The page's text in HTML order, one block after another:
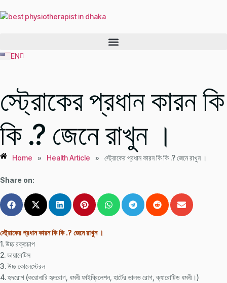
EN
BN
স্ট্রোকের প্রধান কারন কি
কি .? জেনে রাখুন ।
Home » Health Article » স্ট্রোকের প্রধান কারন কি কি .? জেনে রাখুন ।
Share on:
স্ট্রোকের প্রধান কারন কি কি .? জেনে রাখুন ।
1. উচ্চ রক্তচাপ
2. ডায়াবেটিস
3. উচ্চ কোলেস্টেরল
4. হৃদরোগ (করোনারি হৃদরোগ, ধমনী ফাইব্রিলেশন, হার্টের ভালভ রোগ, ক্যারোটিড ধমনী।)